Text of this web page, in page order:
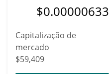
$0.00000633
Capitalização de
mercado
$59,409